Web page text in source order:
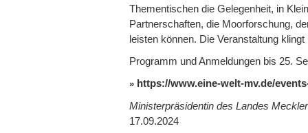
Thementischen die Gelegenheit, in
Partnerschaften, die Moorforschung,
leisten können. Die Veranstaltung
Programm und Anmeldungen bis 25.
https://www.eine-welt-mv.de/
Ministerpräsidentin des Landes
17.09.2024